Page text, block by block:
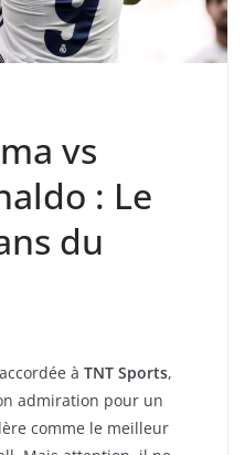
vs
: Le
du
à TNT Sports,
admiration pour un
comme le meilleur